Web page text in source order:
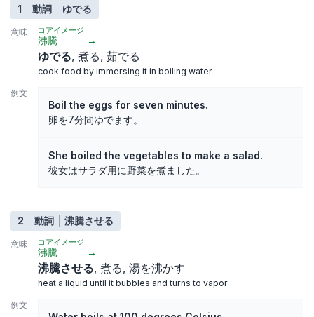
1 動詞 ゆでる
意味 コアイメージ
沸騰 →
ゆでる 煮る 茹でる
cook food by immersing it in boiling water
例文
Boil the eggs for seven minutes.
卵を7分間ゆでます。
She boiled the vegetables to make a salad.
彼女はサラダ用に野菜を煮ました。
2 動詞 沸騰させる
意味 コアイメージ
沸騰 →
沸騰させる 煮る 湯を沸かす
heat a liquid until it bubbles and turns to vapor
例文